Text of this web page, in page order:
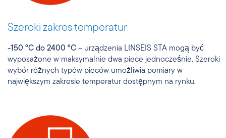
Szeroki zakres temperatur
-150 °C do 2400 °C – urządzenia LINSEIS STA mogą być
wyposażone w maksymalnie dwa piece jednocześnie. Szeroki
wybór różnych typów pieców umożliwia pomiary w
największym zakresie temperatur dostępnym na rynku.